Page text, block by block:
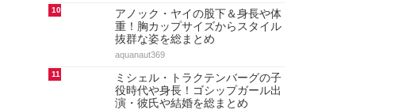
10
アノック・ヤイの股下＆身長や体
重！胸カップサイズからスタイル
抜群な姿を総まとめ
aquanaut369
11
ミシェル・トラクテンバーグの子
役時代や身長！ゴシップガール出
演・彼氏や結婚を総まとめ